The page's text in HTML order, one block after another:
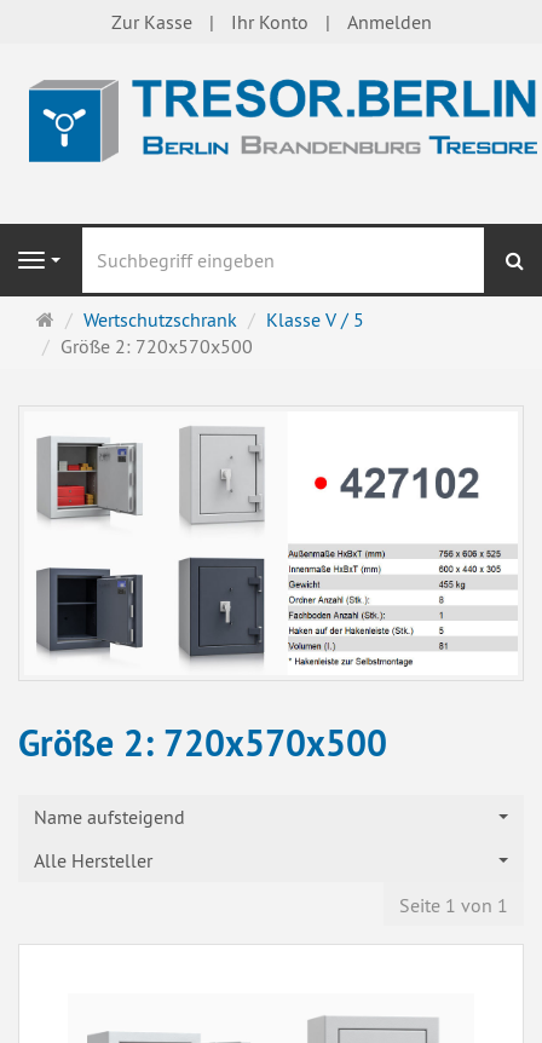
Zur Kasse Ihr Konto Anmelden
Navigation
Startseite
Wertschutzschrank
Klasse V / 5
Größe 2: 720x570x500
Größe 2: 720x570x500
Name aufsteigend
Alle Hersteller
Seite 1 von 1